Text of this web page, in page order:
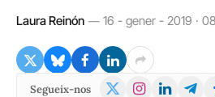
Laura Reinón 16 - gener - 2019 ·
Segueix-nos
X
Instagram
LinkedIn